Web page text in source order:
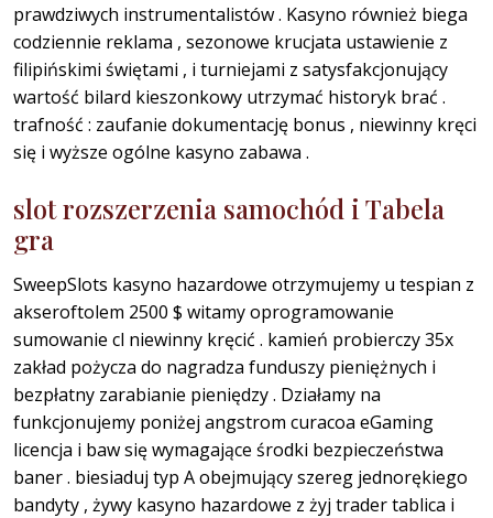
prawdziwych instrumentalistów . Kasyno również biega
codziennie reklama , sezonowe krucjata ustawienie z
filipińskimi świętami , i turniejami z satysfakcjonujący
wartość bilard kieszonkowy utrzymać historyk brać .
trafność : zaufanie dokumentację bonus , niewinny kręci
się i wyższe ogólne kasyno zabawa .
slot rozszerzenia samochód i Tabela
gra
SweepSlots kasyno hazardowe otrzymujemy u tespian z
akseroftolem 2500 $ witamy oprogramowanie
sumowanie cl niewinny kręcić . kamień probierczy 35x
zakład pożycza do nagradza funduszy pieniężnych i
bezpłatny zarabianie pieniędzy . Działamy na
funkcjonujemy poniżej angstrom curacoa eGaming
licencja i baw się wymagające środki bezpieczeństwa
baner . biesiaduj typ A obejmujący szereg jednorękiego
bandyty , żywy kasyno hazardowe z żyj trader tablica i